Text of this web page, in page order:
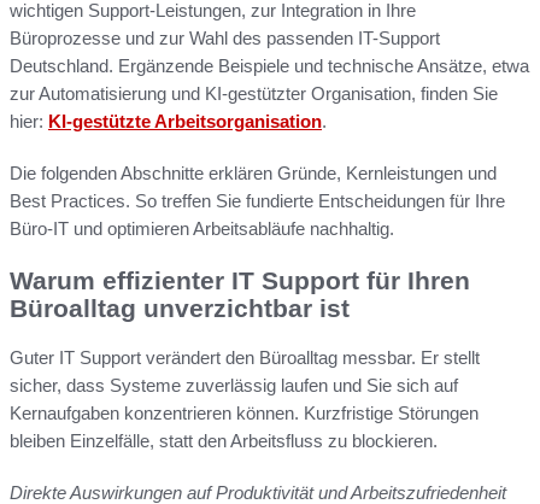
wichtigen Support-Leistungen, zur Integration in Ihre
Büroprozesse und zur Wahl des passenden IT-Support
Deutschland. Ergänzende Beispiele und technische Ansätze, etwa
zur Automatisierung und KI-gestützter Organisation, finden Sie
hier: KI-gestützte Arbeitsorganisation.
Die folgenden Abschnitte erklären Gründe, Kernleistungen und
Best Practices. So treffen Sie fundierte Entscheidungen für Ihre
Büro-IT und optimieren Arbeitsabläufe nachhaltig.
Warum effizienter IT Support für Ihren
Büroalltag unverzichtbar ist
Guter IT Support verändert den Büroalltag messbar. Er stellt
sicher, dass Systeme zuverlässig laufen und Sie sich auf
Kernaufgaben konzentrieren können. Kurzfristige Störungen
bleiben Einzelfälle, statt den Arbeitsfluss zu blockieren.
Direkte Auswirkungen auf Produktivität und Arbeitszufriedenheit